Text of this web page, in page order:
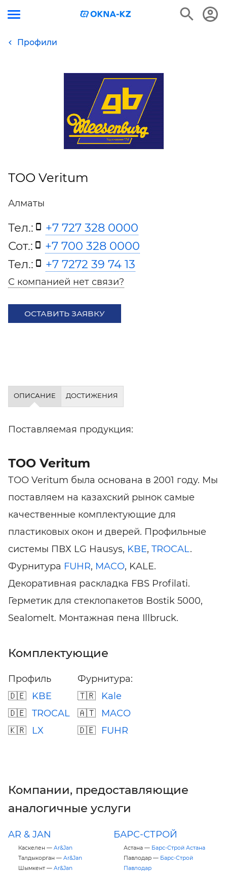
Профили
ТОО Veritum
Алматы
Тел.:
+7 727 328 0000
Сот.:
+7 700 328 0000
Тел.:
+7 7272 39 74 13
С компанией нет связи?
ОСТАВИТЬ ЗАЯВКУ
ОПИСАНИЕ ДОСТИЖЕНИЯ
Поставляемая продукция:
ТОО Veritum
ТОО Veritum была основана в 2001 году. Мы
поставляем на казахский рынок самые
качественные комплектующие для
пластиковых окон и дверей. Профильные
системы ПВХ LG Hausys, KBE, TROCAL.
Фурнитура FUHR, MACO, KALE.
Декоративная раскладка FBS Profilati.
Герметик для стеклопакетов Bostik 5000,
Sealomelt. Монтажная пена Illbruck.
Комплектующие
Профиль
KBE
TROCAL
LX
Фурнитура:
Kale
MACO
FUHR
Компании, предоставляющие
аналогичные услуги
AR & JAN
Каскелен — Ar&Jan
Талдыкорган — Ar&Jan
Шымкент — Ar&Jan
БАРС-СТРОЙ
Астана — Барс-Строй Астана
Павлодар — Барс-Строй
Павлодар